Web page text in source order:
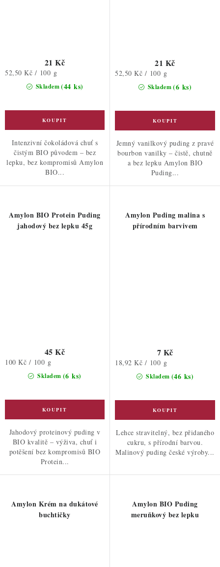
Skladem(44 ks)
21 Kč
Měrná
52,50 Kč / 100 g
Intenzivní čokoládová chuť s
čistým BIO původem – bez
lepku, bez kompromisů Amylon
BIO...
Skladem(6 ks)
21 Kč
Měrná
52,50 Kč / 100 g
Jemný vanilkový puding z pravé
bourbon vanilky – čistě, chutně
a bez lepku Amylon BIO
Puding...
Amylon BIO Protein Puding
jahodový bez lepku 45g
Skladem (6 ks)
45 Kč
Měrná
100 Kč / 100 g
Jahodový proteinový puding v
BIO kvalitě – výživa, chuť i
potěšení bez kompromisů BIO
Protein...
Amylon Puding malina s
přírodním barvivem
Skladem (46 ks)
7 Kč
Měrná
18,92 Kč / 100 g
Lehce stravitelný, bez přidaného
cukru, s přírodní barvou.
Malinový puding české výroby...
Amylon Krém na dukátové
buchtičky
Amylon BIO Puding
meruňkový bez lepku